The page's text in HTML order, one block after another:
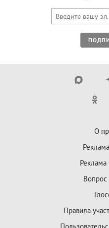
О
Реклама
Вопрос
Правила